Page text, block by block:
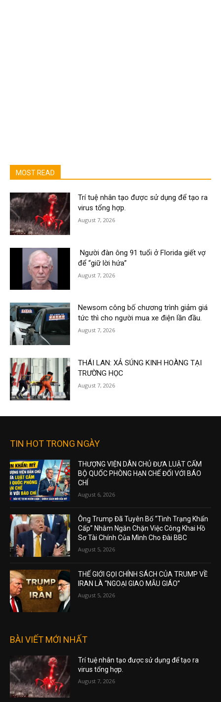
MOST READ
Trí tuệ nhân tạo được sử dụng để tạo ra
virus tổng hợp.
August 7, 2026
Người đàn ông 91 tuổi ở Florida giết vợ
để “giữ lời hứa”
August 7, 2026
Newsom công bố chương trình giảm giá
tức thì cho người mua xe điện lần đầu.
August 7, 2026
THÁI LAN: XẢ SÚNG KINH HOÀNG TẠI
TRƯỜNG HỌC
August 7, 2026
TIN HOT TRONG NGÀY
THƯỢNG VIỆN DÂN CHỦ ĐƯA LUẬT CẤM
BỘ QUỐC PHÒNG HẠN CHẾ ĐỐI VỚI BÁO
CHÍ
August 6, 2026
Ông Trump Đã Tuyên Bố “Tình Trạng Khẩn
Cấp” Nhằm Ngăn Chặn Việc Công Khai Hồ
Sơ Tài Chính Của Mình Cho Đài BBC
August 5, 2026
THẾ GIỚI GỌI CHÍNH SÁCH CỦA TRUMP VỀ
IRAN LÀ “NGOẠI GIAO MẪU GIÁO”
August 5, 2026
BÀI VIẾT MỚI NHẤT
Trí tuệ nhân tạo được sử dụng để tạo ra
virus tổng hợp.
August 7, 2026